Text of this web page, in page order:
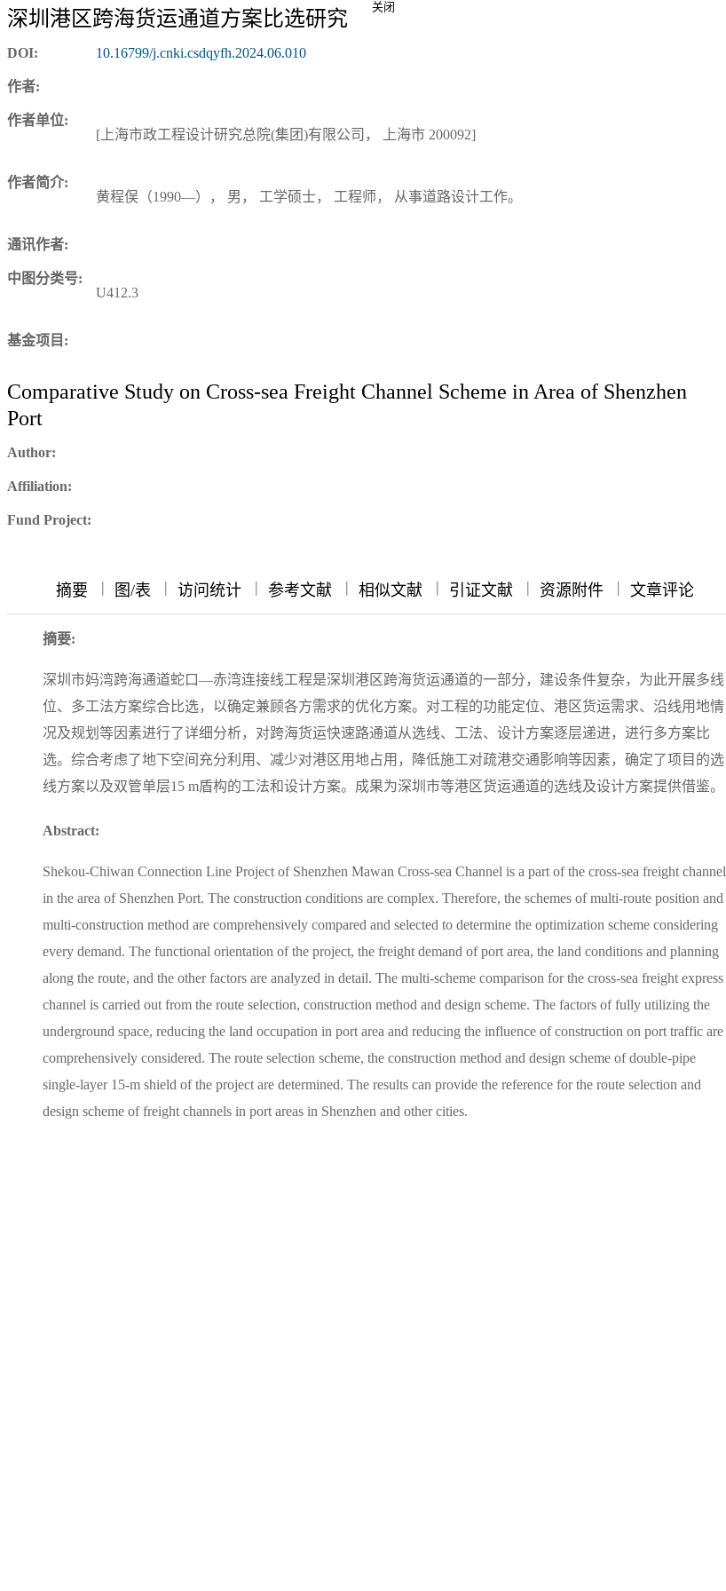
深圳港区跨海货运通道方案比选研究
DOI: 10.16799/j.cnki.csdqyfh.2024.06.010
作者:
作者单位:
[上海市政工程设计研究总院(集团)有限公司， 上海市 200092]
作者简介:
黄程俣（1990—）， 男， 工学硕士， 工程师， 从事道路设计工作。
通讯作者:
中图分类号:
U412.3
基金项目:
Comparative Study on Cross-sea Freight Channel Scheme in Area of Shenzhen
Port
Author:
Affiliation:
Fund Project:
摘要 | 图/表 | 访问统计 | 参考文献 | 相似文献 | 引证文献 | 资源附件 | 文章评论
摘要:
深圳市妈湾跨海通道蛇口—赤湾连接线工程是深圳港区跨海货运通道的一部分，建设条件复杂，为此开展多线
位、多工法方案综合比选，以确定兼顾各方需求的优化方案。对工程的功能定位、港区货运需求、沿线用地情
况及规划等因素进行了详细分析，对跨海货运快速路通道从选线、工法、设计方案逐层递进，进行多方案比
选。综合考虑了地下空间充分利用、减少对港区用地占用，降低施工对疏港交通影响等因素，确定了项目的选
线方案以及双管单层15 m盾构的工法和设计方案。成果为深圳市等港区货运通道的选线及设计方案提供借鉴。
Abstract:
Shekou-Chiwan Connection Line Project of Shenzhen Mawan Cross-sea Channel is a part of the cross-sea freight channel
in the area of Shenzhen Port. The construction conditions are complex. Therefore, the schemes of multi-route position and
multi-construction method are comprehensively compared and selected to determine the optimization scheme considering
every demand. The functional orientation of the project, the freight demand of port area, the land conditions and planning
along the route, and the other factors are analyzed in detail. The multi-scheme comparison for the cross-sea freight express
channel is carried out from the route selection, construction method and design scheme. The factors of fully utilizing the
underground space, reducing the land occupation in port area and reducing the influence of construction on port traffic are
comprehensively considered. The route selection scheme, the construction method and design scheme of double-pipe
single-layer 15-m shield of the project are determined. The results can provide the reference for the route selection and
design scheme of freight channels in port areas in Shenzhen and other cities.